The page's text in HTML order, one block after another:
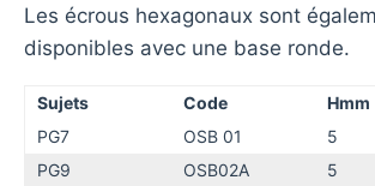
Les écrous hexagonaux sont
disponibles avec une base ronde.
Sujets Code Hmm
PG7
OSB 01 5
PG9
OSB02A 5